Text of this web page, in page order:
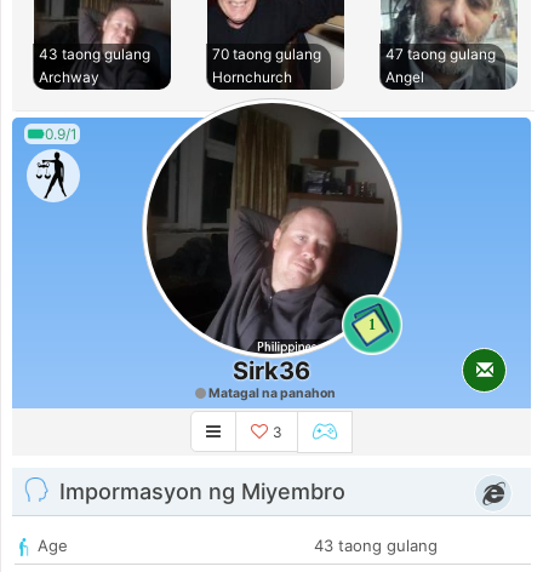
43 taong gulang
Archway
70 taong gulang
Hornchurch
47 taong gulang
Angel
0.9/1
1
Sirk36
Matagal na panahon
3
Impormasyon ng Miyembro
Age
43 taong gulang